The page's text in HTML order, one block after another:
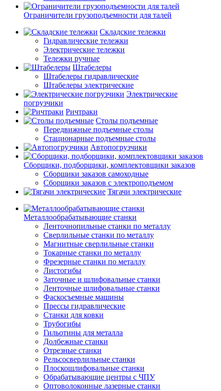
Ограничители грузоподъемности для талей
Складские тележки
Гидравлические тележки
Электрические тележки
Тележки ручные
Штабелеры
Штабелеры гидравлические
Штабелеры электрические
Электрические
погрузчики
Ричтраки
Столы подъемные
Передвижные подъемные столы
Стационарные подъемные столы
Автопогрузчики
Сборщики, подборщики, комплектовщики заказов
Сборщики заказов самоходные
Сборщики заказов с электроподъемом
Тягачи электрические
Металлообрабатывающие станки
Ленточнопильные станки по металлу
Сверлильные станки по металлу
Магнитные сверлильные станки
Токарные станки по металлу
Фрезерные станки по металлу
Листогибы
Заточные и шлифовальные станки
Ленточные шлифовальные станки
Фаскосъемные машины
Прессы гидравлические
Станки для ковки
Трубогибы
Гильотины для металла
Долбежные станки
Отрезные станки
Рельсосверлильные станки
Плоскошлифовальные станки
Обрабатывающие центры с ЧПУ
Оптоволоконные лазерные станки